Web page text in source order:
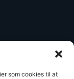
som cookies til at